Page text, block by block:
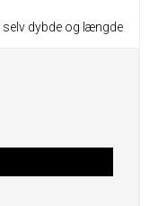
dybde og længde